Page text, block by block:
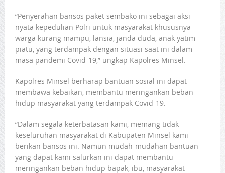
“Penyerahan bansos paket sembako ini sebagai aksi
nyata kepedulian Polri untuk masyarakat khususnya
warga kurang mampu, lansia, janda duda, anak yatim
piatu, yang terdampak dengan situasi saat ini dalam
masa pandemi Covid-19,” ungkap Kapolres Minsel.
Kapolres Minsel berharap bantuan sosial ini dapat
membawa kebaikan, membantu meringankan beban
hidup masyarakat yang terdampak Covid-19.
“Dalam segala keterbatasan kami, memang tidak
keseluruhan masyarakat di Kabupaten Minsel kami
berikan bansos ini. Namun mudah-mudahan bantuan
yang dapat kami salurkan ini dapat membantu
meringankan beban hidup bapak, ibu, masyarakat